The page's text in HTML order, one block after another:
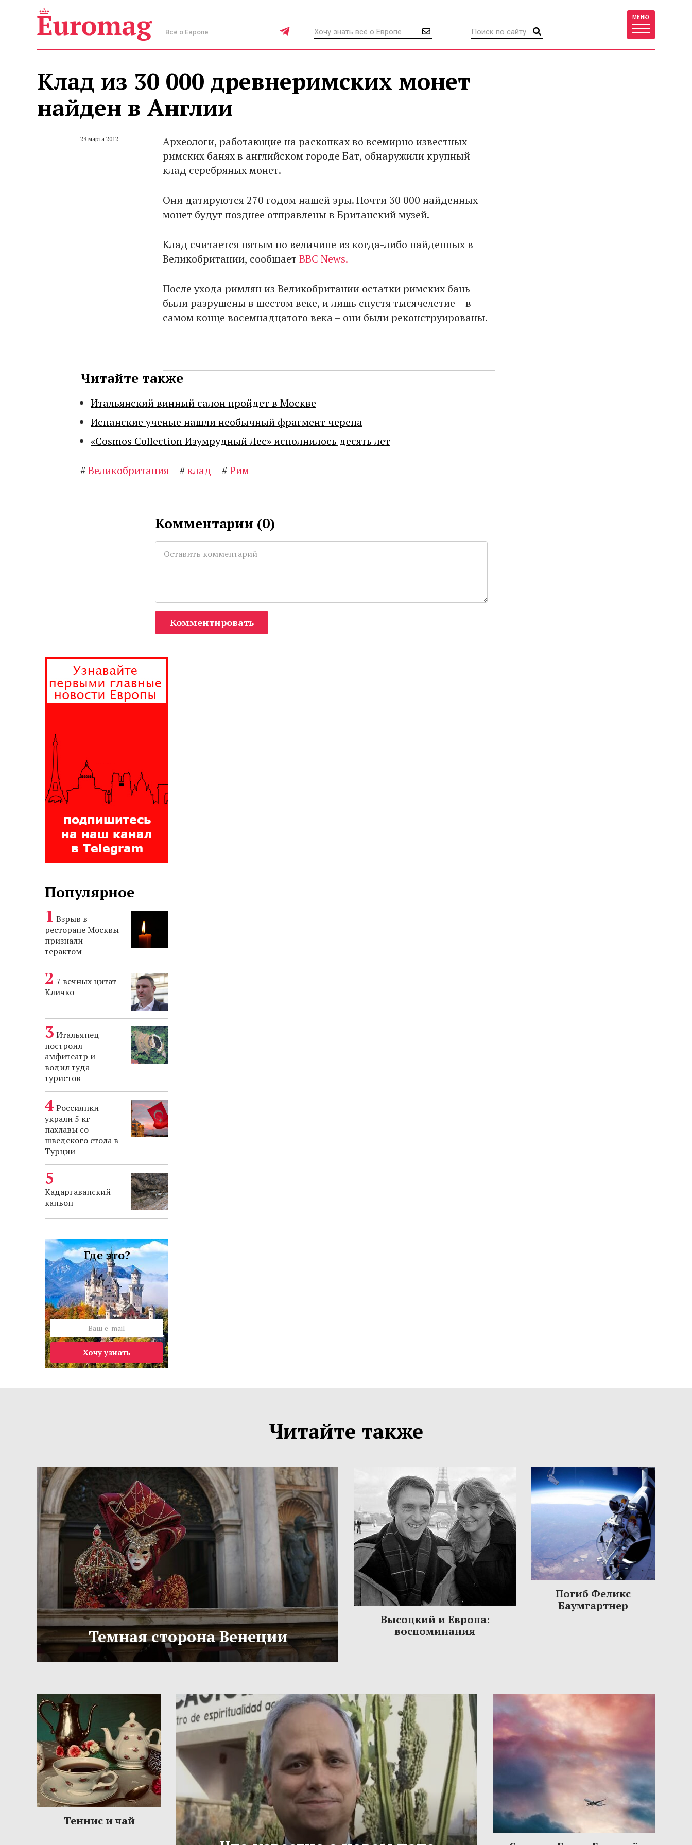
Всё о Европе
МЕНЮ
Клад из 30 000 древнеримских монет
найден в Англии
23 марта 2012
Археологи, работающие на раскопках во всемирно известных
римских банях в английском городе Бат, обнаружили крупный
клад серебряных монет.
Они датируются 270 годом нашей эры. Почти 30 000 найденных
монет будут позднее отправлены в Британский музей.
Клад считается пятым по величине из когда-либо найденных в
Великобритании, сообщает BBC News.
После ухода римлян из Великобритании остатки римских бань
были разрушены в шестом веке, и лишь спустя тысячелетие – в
самом конце восемнадцатого века – они были реконструированы.
Читайте также
Итальянский винный салон пройдет в Москве
Испанские ученые нашли необычный фрагмент черепа
«Cosmos Collection Изумрудный Лес» исполнилось десять лет
#Великобритания #клад #Рим
Комментарии (0)
Комментировать
Популярное
Взрыв в
ресторане Москвы
признали
терактом
7 вечных цитат
Кличко
Итальянец
построил
амфитеатр и
водил туда
туристов
Россиянки
украли 5 кг
пахлавы со
шведского стола в
Турции
Кадаргаванский
каньон
Где это?
Хочу узнать
Читайте также
Темная сторона Венеции
Высоцкий и Европа:
воспоминания
Погиб Феликс
Баумгартнер
Теннис и чай